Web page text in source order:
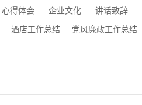
心得体会 企业文化 讲话致辞
酒店工作总结 党风廉政工作总结